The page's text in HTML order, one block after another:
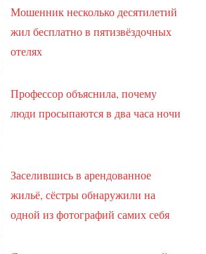
Мошенник несколько десятилетий
жил бесплатно в пятизвёздочных
отелях
Профессор объяснила, почему
люди просыпаются в два часа ночи
Заселившись в арендованное
жильё, сёстры обнаружили на
одной из фотографий самих себя